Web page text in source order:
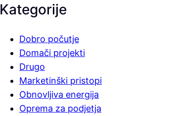
Kategorije
Dobro počutje
Domači projekti
Drugo
Marketinški pristopi
Obnovljiva energija
Oprema za podjetja